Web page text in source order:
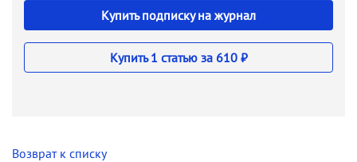
Купить подписку на журнал
Купить 1 статью за 610 ₽
Возврат к списку